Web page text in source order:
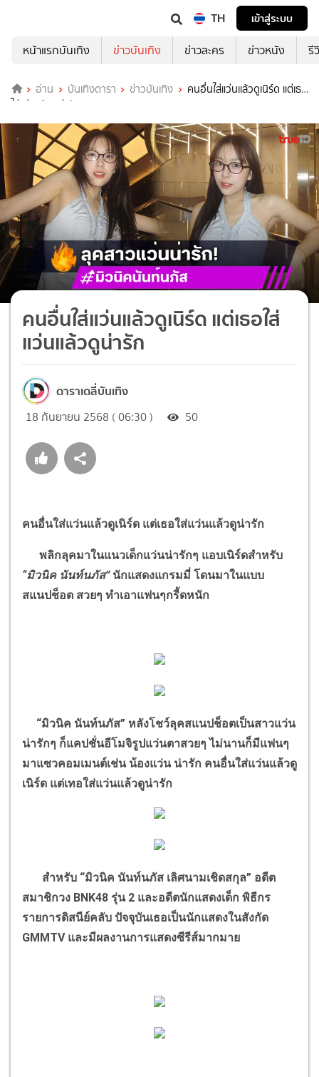
TH
เข้าสู่ระบบ
หน้าแรกบันเทิง
ข่าวบันเทิง ข่าวละคร ข่าวหนัง รี
อ่าน บันเทิงดารา ข่าวบันเทิง
คนอื่นใส่แว่นแล้วดูเนิร์ด แต่เธอ
ใส่แว่นแล้วดูน่ารัก
คนอื่นใส่แว่นแล้วดูเนิร์ด แต่เธอใส่
แว่นแล้วดูน่ารัก
ดาราเดลี่บันเทิง
18 กันยายน 2568 ( 06:30 ) 50
คนอื่นใส่แว่นแล้วดูเนิร์ด แต่เธอใส่แว่นแล้วดูน่ารัก
พลิกลุคมาในแนวเด็กแว่นน่ารักๆ แอบเนิร์ดสำหรับ
“มิวนิค นันท์นภัส”นักแสดงแกรมมี่ โดนมาในแบบ
สแนปช็อต สวยๆ ทำเอาแฟนๆกรี้ดหนัก
“มิวนิค นันท์นภัส” หลังโชว์ลุคสแนปช็อตเป็นสาวแว่น
น่ารักๆ ก็แคปชั่นอีโมจิรูปแว่นตาสวยๆ ไม่นานก็มีแฟนๆ
มาแซวคอมเมนต์เช่น น้องแว่น น่ารัก คนอื่นใส่แว่นแล้วดู
เนิร์ด แต่เทอใส่แว่นแล้วดูน่ารัก
สำหรับ “มิวนิค นันท์นภัส เลิศนามเชิดสกุล” อดีต
สมาชิกวง BNK48 รุ่น 2 และอดีตนักแสดงเด็ก พิธีกร
รายการดิสนีย์คลับ ปัจจุบันเธอเป็นนักแสดงในสังกัด
GMMTV และมีผลงานการแสดงซีรีส์มากมาย